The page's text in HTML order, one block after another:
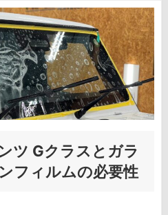
ツ Gクラスとガラ
フィルムの必要性